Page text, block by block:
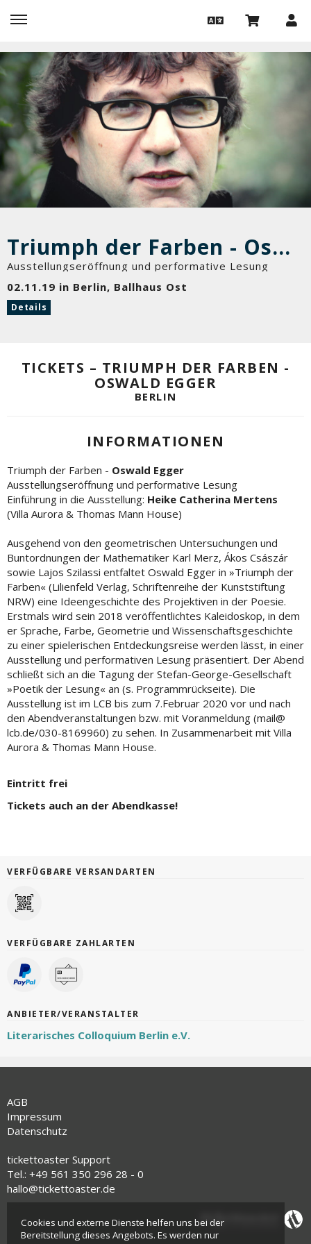
Triumph der Farben - Oswald Egger
Ausstellungseröffnung und performative Lesung
02.11.19 in Berlin, Ballhaus Ost
Details
TICKETS – TRIUMPH DER FARBEN -
OSWALD EGGER
BERLIN
INFORMATIONEN
Triumph der Farben - Oswald Egger
Ausstellungseröffnung und performative Lesung
Einführung in die Ausstellung: Heike Catherina Mertens
(Villa Aurora & Thomas Mann House)
Ausgehend von den geometrischen Untersuchungen und
Buntordnungen der Mathematiker Karl Merz, Ákos Császár
sowie Lajos Szilassi entfaltet Oswald Egger in »Triumph der
Farben« (Lilienfeld Verlag, Schriftenreihe der Kunststiftung
NRW) eine Ideengeschichte des Projektiven in der Poesie.
Erstmals wird sein 2018 veröffentlichtes Kaleidoskop, in dem
er Sprache, Farbe, Geometrie und Wissenschaftsgeschichte
zu einer spielerischen Entdeckungsreise werden lässt, in einer
Ausstellung und performativen Lesung präsentiert. Der Abend
schließt sich an die Tagung der Stefan-George-Gesellschaft
»Poetik der Lesung« an (s. Programmrückseite). Die
Ausstellung ist im LCB bis zum 7.Februar 2020 vor und nach
den Abendveranstaltungen bzw. mit Voranmeldung (mail@
lcb.de/030-8169960) zu sehen. In Zusammenarbeit mit Villa
Aurora & Thomas Mann House.
Eintritt frei
Tickets auch an der Abendkasse!
VERFÜGBARE VERSANDARTEN
VERFÜGBARE ZAHLARTEN
ANBIETER/VERANSTALTER
Literarisches Colloquium Berlin e.V.
AGB
Impressum
Datenschutz
tickettoaster Support
Tel.: +49 561 350 296 28 - 0
hallo@tickettoaster.de
Cookies und externe Dienste helfen uns bei der
Bereitstellung dieses Angebots. Es werden nur